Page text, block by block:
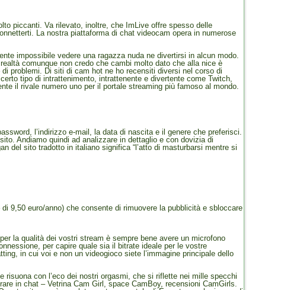
piccanti. Va rilevato, inoltre, che ImLive offre spesso delle
La nostra piattaforma di chat videocam opera in numerose
impossibile vedere una ragazza nuda ne divertirsi in alcun modo.
comunque non credo che cambi molto dato che alla nice è
problemi. Di siti di cam hot ne ho recensiti diversi nel corso di
tipo di intrattenimento, intrattenente e divertente come Twitch,
il rivale numero uno per il portale streaming più famoso al mondo.
l’indirizzo e-mail, la data di nascita e il genere che preferisci.
Andiamo quindi ad analizzare in dettaglio e con dovizia di
del sito tradotto in italiano significa “l’atto di masturbarsi mentre si
9,50 euro/anno) che consente di rimuovere la pubblicità e sbloccare
la qualità dei vostri stream è sempre bene avere un microfono
per capire quale sia il bitrate ideale per le vostre
in cui voi e non un videogioco siete l’immagine principale dello
con l’eco dei nostri orgasmi, che si riflette nei mille specchi
in chat – Vetrina Cam Girl, space CamBoy, recensioni CamGirls.